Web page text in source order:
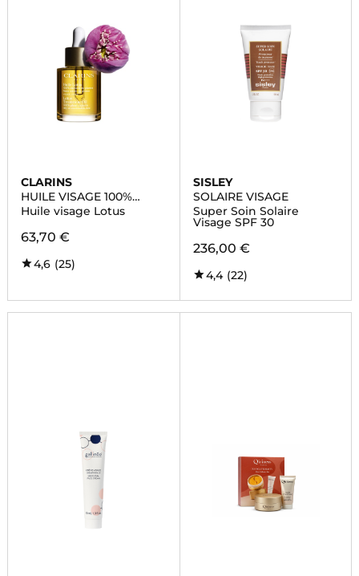
CLARINS
HUILE VISAGE 100%
EXTRAITS DE PLANTES
Huile visage Lotus
63,70 €
4,6 (25)
SISLEY
SOLAIRE VISAGE
Super Soin Solaire
Visage SPF 30
236,00 €
4,4 (22)